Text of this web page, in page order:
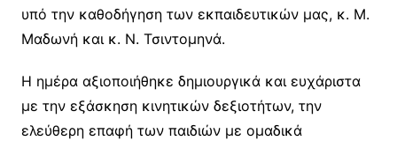
υπό την καθοδήγηση των εκπαιδευτικών μας, κ. Μ.
Μαδωνή και κ. Ν. Τσιντομηνά.
Η ημέρα αξιοποιήθηκε δημιουργικά και ευχάριστα
με την εξάσκηση κινητικών δεξιοτήτων, την
ελεύθερη επαφή των παιδιών με ομαδικά